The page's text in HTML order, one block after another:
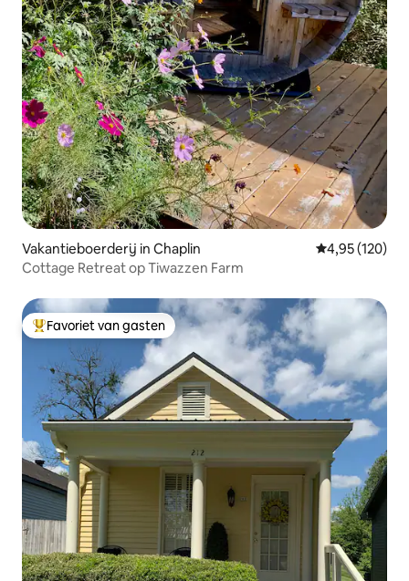
Vakantieboerderij in Chaplin Gemiddelde
4,95 (120)
Cottage Retreat op Tiwazzen Farm
Topfavoriet van gasten
Favoriet van gasten